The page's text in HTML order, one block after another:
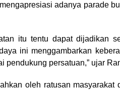
adanya parade
itu tentu dapat dijadikan
ini menggambarkan
pendukung persatuan,” ujar
oleh ratusan